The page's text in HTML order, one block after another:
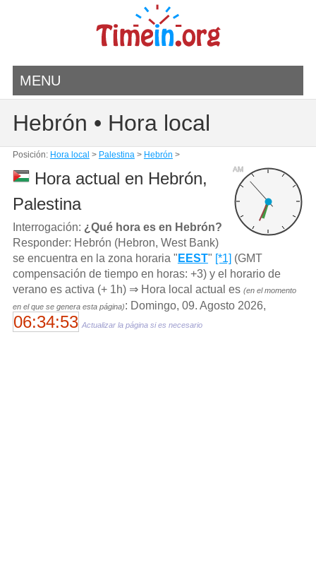
MENU
Hebrón • Hora local
Posición: Hora local > Palestina> Hebrón >
AM
Hora actual en Hebrón,
Palestina
Interrogación: ¿Qué hora es en Hebrón?
Responder: Hebrón (Hebron, West Bank)
se encuentra en la zona horaria " EEST" [*1] (GMT
compensación de tiempo en horas: +3) y el horario de
verano es activa (+ 1h) ⇒ Hora local actual es (en el momento
en el que se genera esta página): Domingo, 09. Agosto 2026,
06:34:53 Actualizar la página si es necesario